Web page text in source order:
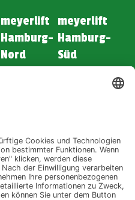
meyerlift
Hamburg-
Nord
04101 -
849900
ANFAHRT
PLANEN
meyerlift
Hamburg-
Süd
04168 -
9186730
ANFAHRT
PLANEN